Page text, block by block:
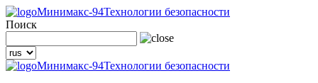
Минимакс-94Технологии безопасности
Поиск
Минимакс-94Технологии безопасности